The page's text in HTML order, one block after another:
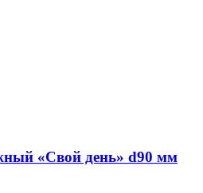
«Свой день» d90 мм